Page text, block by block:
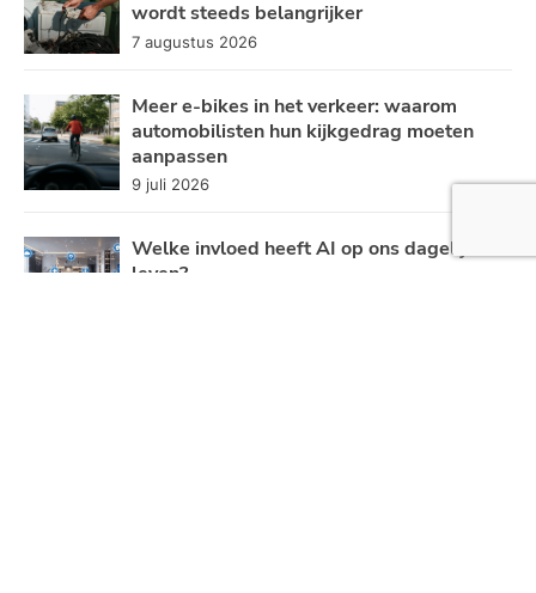
wordt steeds belangrijker
7 augustus 2026
Meer e-bikes in het verkeer: waarom
automobilisten hun kijkgedrag moeten
aanpassen
9 juli 2026
Welke invloed heeft AI op ons dagelijks
leven?